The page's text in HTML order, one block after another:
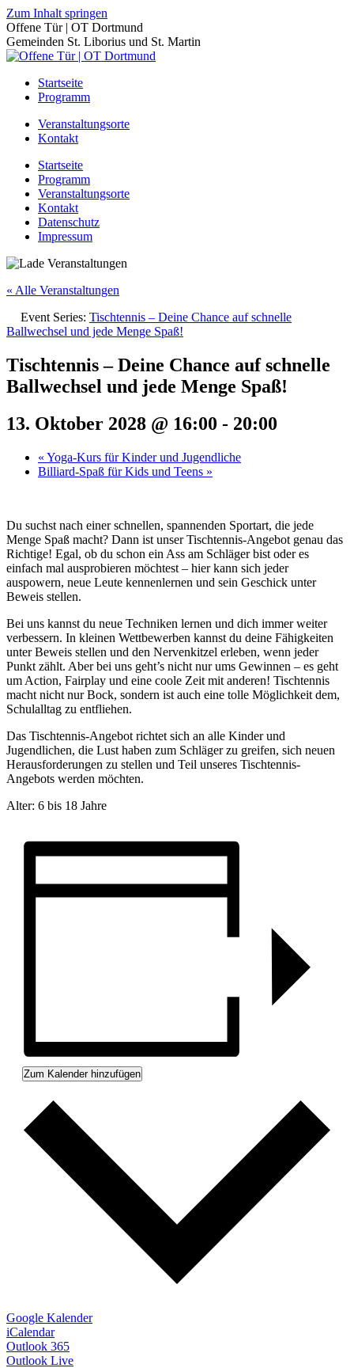
Zum Inhalt springen
Offene Tür | OT Dortmund
Gemeinden St. Liborius und St. Martin
Startseite
Programm
Veranstaltungsorte
Kontakt
Startseite
Programm
Veranstaltungsorte
Kontakt
Datenschutz
Impressum
« Alle Veranstaltungen
Event Series: Tischtennis – Deine Chance auf schnelle
Ballwechsel und jede Menge Spaß!
Tischtennis – Deine Chance auf schnelle
Ballwechsel und jede Menge Spaß!
13. Oktober 2028 @ 16:00 - 20:00
« Yoga-Kurs für Kinder und Jugendliche
Billiard-Spaß für Kids und Teens »
Du suchst nach einer schnellen, spannenden Sportart, die jede
Menge Spaß macht? Dann ist unser Tischtennis-Angebot genau das
Richtige! Egal, ob du schon ein Ass am Schläger bist oder es
einfach mal ausprobieren möchtest – hier kann sich jeder
auspowern, neue Leute kennenlernen und sein Geschick unter
Beweis stellen.
Bei uns kannst du neue Techniken lernen und dich immer weiter
verbessern. In kleinen Wettbewerben kannst du deine Fähigkeiten
unter Beweis stellen und den Nervenkitzel erleben, wenn jeder
Punkt zählt. Aber bei uns geht’s nicht nur ums Gewinnen – es geht
um Action, Fairplay und eine coole Zeit mit anderen! Tischtennis
macht nicht nur Bock, sondern ist auch eine tolle Möglichkeit dem,
Schulalltag zu entfliehen.
Das Tischtennis-Angebot richtet sich an alle Kinder und
Jugendlichen, die Lust haben zum Schläger zu greifen, sich neuen
Herausforderungen zu stellen und Teil unseres Tischtennis-
Angebots werden möchten.
Alter: 6 bis 18 Jahre
Zum Kalender hinzufügen
Google Kalender
iCalendar
Outlook 365
Outlook Live